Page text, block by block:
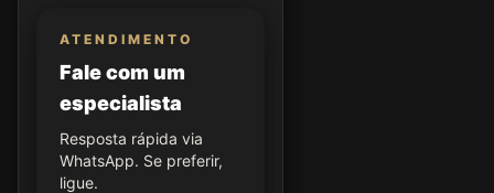
ATENDIMENTO
Fale com um
especialista
Resposta rápida via
WhatsApp. Se preferir,
ligue.